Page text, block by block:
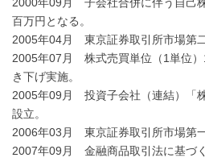
百万円となる。
2005年04月 東京証券取引所市場第二
2005年07月 株式売買単位（1単位）
き下げ実施。
2005年09月 投資子会社（連結）「
設立。
2006年03月 東京証券取引所市場第一
2007年09月 金融商品取引法に基づ